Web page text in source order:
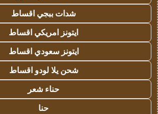
شدات ببجي اقساط
ايتونز امريكي اقساط
ايتونز سعودي اقساط
شحن يلا لودو اقساط
حناء شعر
حنا